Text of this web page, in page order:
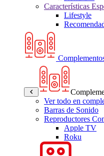
Características
Lifestyle
Ver todo en
Barras de Sonido
Reproductores
Apple TV
Roku